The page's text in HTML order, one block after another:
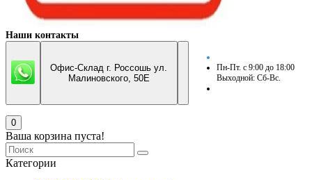
Наши контакты
Офис-Склад г. Россошь ул.
Малиновского, 50Е
Пн-Пт. с 9:00 до 18:00
Выходной: Сб-Вс.
0
Ваша корзина пуста!
Категории